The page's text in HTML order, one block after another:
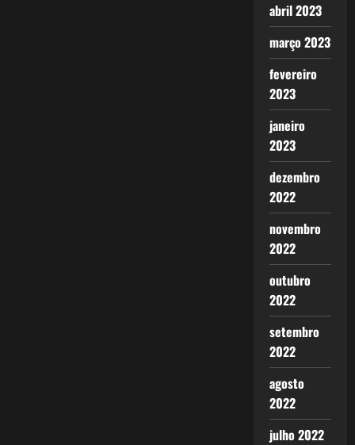
abril 2023
março 2023
fevereiro
2023
janeiro
2023
dezembro
2022
novembro
2022
outubro
2022
setembro
2022
agosto
2022
julho 2022